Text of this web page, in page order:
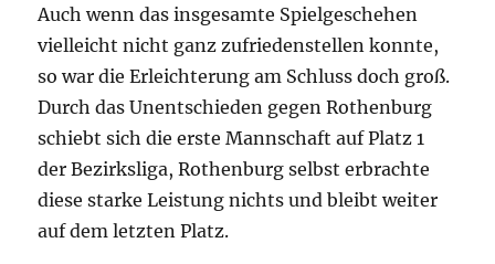
Auch wenn das insgesamte Spielgeschehen
vielleicht nicht ganz zufriedenstellen konnte,
so war die Erleichterung am Schluss doch groß.
Durch das Unentschieden gegen Rothenburg
schiebt sich die erste Mannschaft auf Platz 1
der Bezirksliga, Rothenburg selbst erbrachte
diese starke Leistung nichts und bleibt weiter
auf dem letzten Platz.